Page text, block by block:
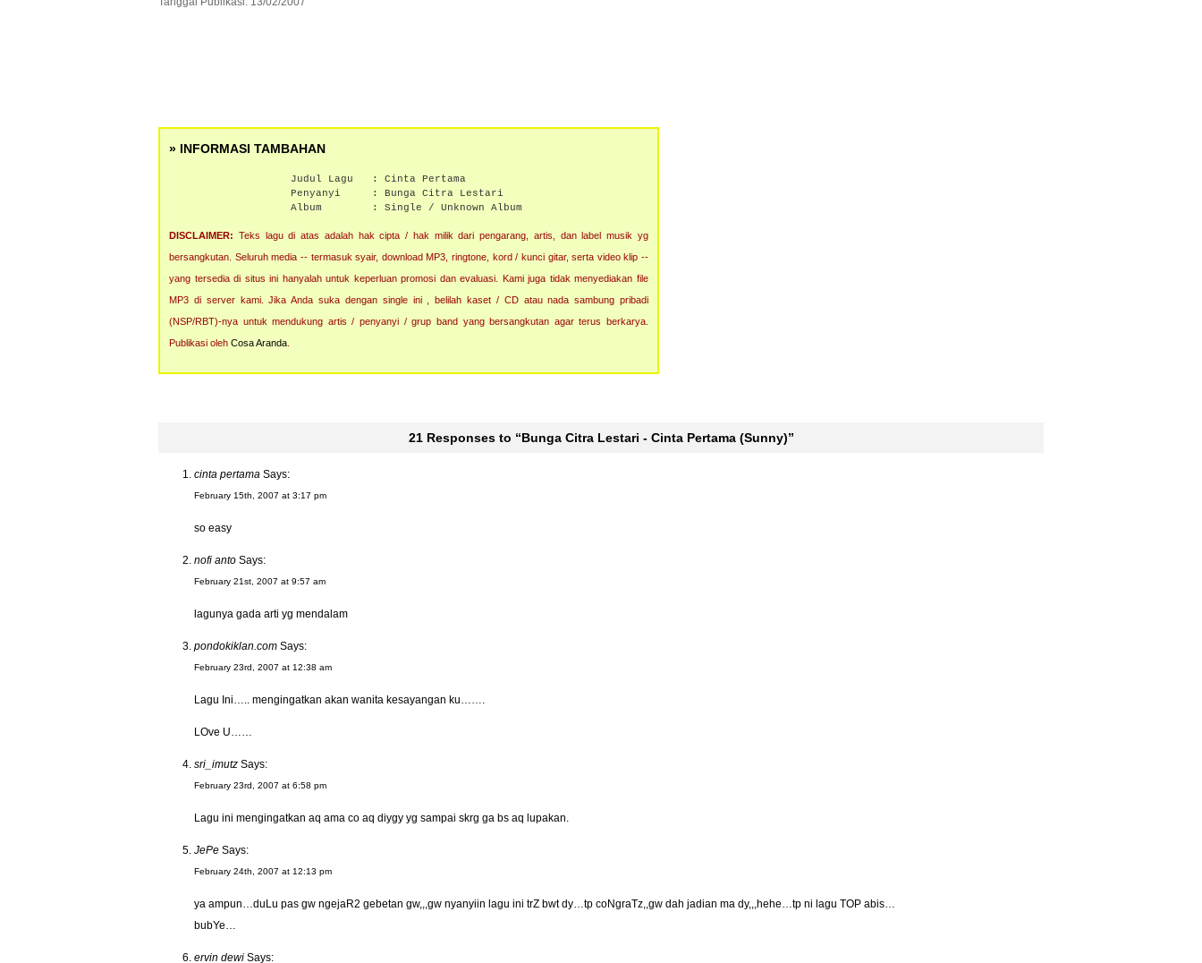
» INFORMASI TAMBAHAN
Judul Lagu : Cinta Pertama
Penyanyi : Bunga Citra Lestari
Album : Single / Unknown Album
DISCLAIMER: Teks lagu di atas adalah hak cipta / hak milik dari pengarang, artis, dan label musik yg
bersangkutan. Seluruh media -- termasuk syair, download MP3, ringtone, kord / kunci gitar, serta video klip --
yang tersedia di situs ini hanyalah untuk keperluan promosi dan evaluasi. Kami juga tidak menyediakan file
MP3 di server kami. Jika Anda suka dengan single ini , belilah kaset / CD atau nada sambung pribadi
(NSP/RBT)-nya untuk mendukung artis / penyanyi / grup band yang bersangkutan agar terus berkarya.
Publikasi oleh Cosa Aranda
21 Responsesto “Bunga Citra Lestari - Cinta Pertama (Sunny)”
cinta pertama Says:
February 15th, 2007 at 3:17 pm
so easy
nofi anto Says:
February 21st, 2007 at 9:57 am
lagunya gada arti yg mendalam
pondokiklan.com Says:
February 23rd, 2007 at 12:38 am
Lagu Ini….. mengingatkan akan wanita kesayangan ku…….
LOve U……
sri_imutz Says:
February 23rd, 2007 at 6:58 pm
Lagu ini mengingatkan aq ama co aq diygy yg sampai skrg ga bs aq lupakan.
JePe Says:
February 24th, 2007 at 12:13 pm
ya ampun…duLu pas gw ngejaR2 gebetan gw,,,gw nyanyiin lagu ini trZ bwt dy…tp coNgraTz,,gw dah jadian ma dy,,,hehe…tp ni lagu TOP abis…
bubYe…
ervin dewi Says: